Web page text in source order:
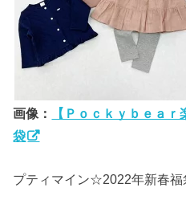
画像：
【Ｐｏｃｋｙｂｅａ
袋
プティマイン☆2022年新春